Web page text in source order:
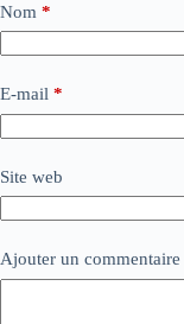
Nom *
E-mail *
Site web
Ajouter un commentaire